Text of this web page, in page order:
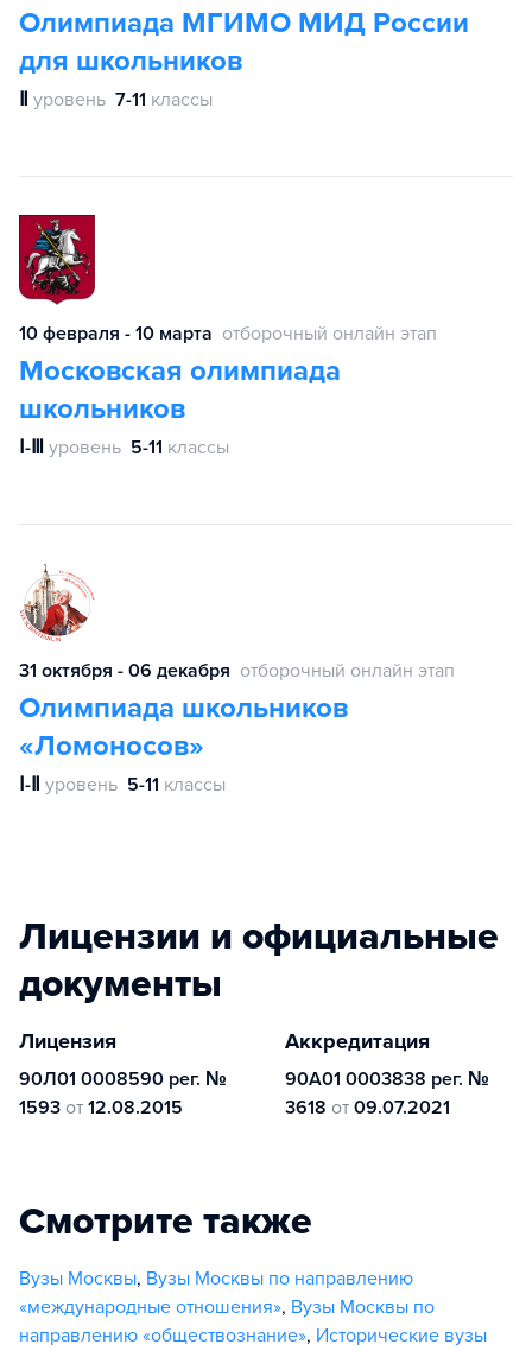
Олимпиада МГИМО МИД России
для школьников
Ⅱ уровень 7-11 классы
10 февраля - 10 марта отборочный онлайн этап
Московская олимпиада
школьников
Ⅰ-Ⅲ уровень 5-11 классы
31 октября - 06 декабря отборочный онлайн этап
Олимпиада школьников
«Ломоносов»
Ⅰ-Ⅱ уровень 5-11 классы
Лицензии и официальные
документы
Лицензия
90Л01 0008590 рег. №
1593 от 12.08.2015
Аккредитация
90А01 0003838 рег. №
3618 от 09.07.2021
Смотрите также
Вузы Москвы, Вузы Москвы по направлению
«международные отношения», Вузы Москвы по
направлению «обществознание», Исторические вузы